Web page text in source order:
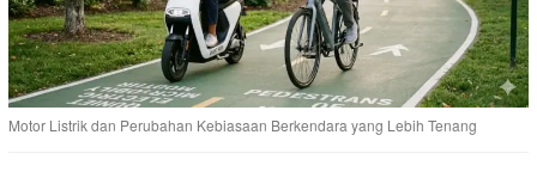
Motor Listrik dan Perubahan Kebiasaan Berkendara yang Lebih Tenang